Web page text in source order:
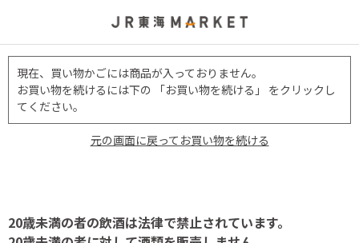
現在、買い物かごには商品が入っておりません。
お買い物を続けるには下の 「お買い物を続ける」 をクリックし
てください。
元の画面に戻ってお買い物を続ける
20歳未満の者の飲酒は法律で禁止されています。